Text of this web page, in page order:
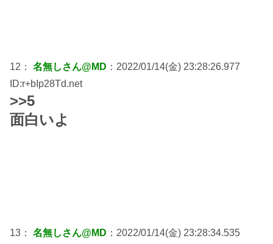
12： 名無しさん@MD ：2022/01/14(金) 23:28:26.977
ID:r+bIp28Td.net
>>5
面白いよ
13： 名無しさん@MD ：2022/01/14(金) 23:28:34.535